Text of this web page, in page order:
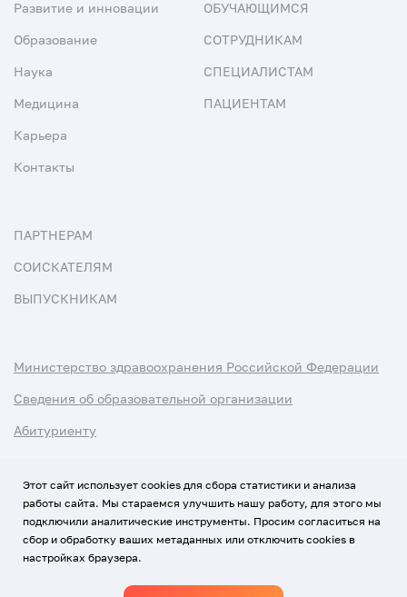
Развитие и инновации
Образование
Наука
Медицина
Карьера
Контакты
ОБУЧАЮЩИМСЯ
СОТРУДНИКАМ
СПЕЦИАЛИСТАМ
ПАЦИЕНТАМ
ПАРТНЕРАМ
СОИСКАТЕЛЯМ
ВЫПУСКНИКАМ
Министерство здравоохранения Российской Федерации
Сведения об образовательной организации
Абитуриенту
Использование Cookies
Политика обработки персональных данных
Этот сайт использует cookies для сбора статистики и анализа
работы сайта. Мы стараемся улучшить нашу работу, для этого мы
подключили аналитические инструменты. Просим согласиться на
сбор и обработку ваших метаданных или отключить cookies в
настройках браузера.